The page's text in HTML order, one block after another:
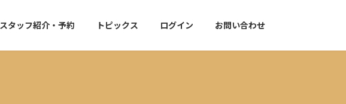
スタッフ紹介・予約 トピックス ログイン お問い合わせ